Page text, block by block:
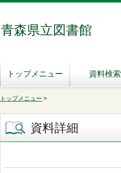
青森県立図書館
トップメニュー 資料検索
トップメニュー >
資料詳細